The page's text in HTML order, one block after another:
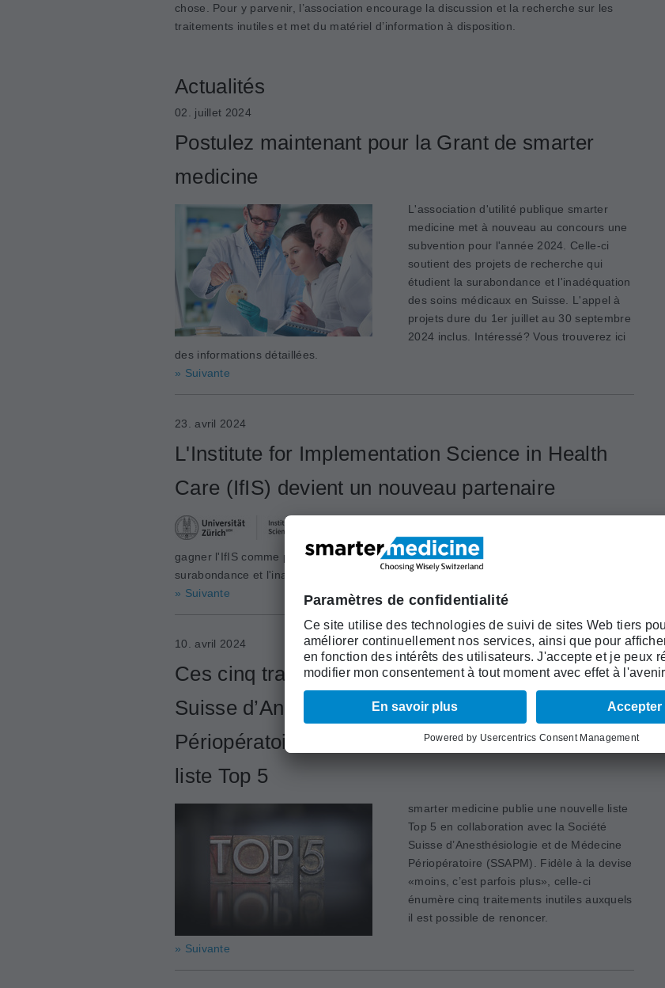
chose. Pour y parvenir, l’association encourage la discussion et la recherche sur les
traitements inutiles et met du matériel d’information à disposition.
Actualités
02. juillet 2024
Postulez maintenant pour la Grant de smarter
medicine
L'association d'utilité publique smarter
medicine met à nouveau au concours une
subvention pour l'année 2024. Celle-ci
soutient des projets de recherche qui
étudient la surabondance et l'inadéquation
des soins médicaux en Suisse. L'appel à
projets dure du 1er juillet au 30 septembre
2024 inclus. Intéressé? Vous trouverez ici
des informations détaillées.
» Suivante
23. avril 2024
L'Institute for Implementation Science in Health
Care (IfIS) devient un nouveau partenaire
L'organisation à but non lucratif a pu
gagner l'IfIS comme partenaire de coopération. Ensemble, ils s'engagent contre la
surabondance et l'inadéquation des soins médicaux. Car moins, c'est parfois plus.
» Suivante
10. avril 2024
Ces cinq traitements sont inutiles: la Société
Suisse d’Anesthésiologie et de Médecine
Périopératoire (SSAPM) publie une deuxième
liste Top 5
smarter medicine publie une nouvelle liste
Top 5 en collaboration avec la Société
Suisse d’Anesthésiologie et de Médecine
Périopératoire (SSAPM). Fidèle à la devise
«moins, c’est parfois plus», celle-ci
énumère cinq traitements inutiles auxquels
il est possible de renoncer.
» Suivante